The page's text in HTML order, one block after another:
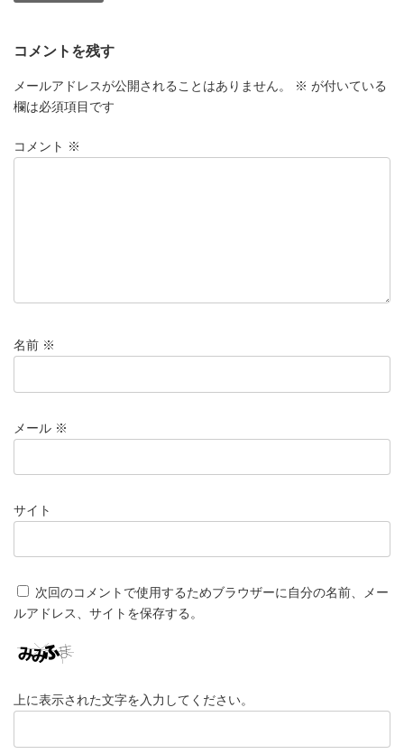
コメントを残す
メールアドレスが公開されることはありません。 ※ が付いている
欄は必須項目です
コメント ※
名前 ※
メール ※
サイト
次回のコメントで使用するためブラウザーに自分の名前、メー
ルアドレス、サイトを保存する。
上に表示された文字を入力してください。